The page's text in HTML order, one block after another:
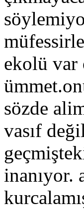
ekolü var
sözde
vasıf
inanıyor.